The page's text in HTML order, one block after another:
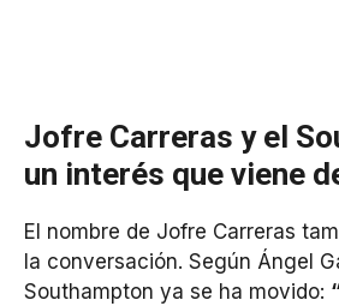
Jofre Carreras y el
un interés que viene
El nombre de Jofre Carreras
la conversación. Según Ángel
Southampton ya se ha movido: